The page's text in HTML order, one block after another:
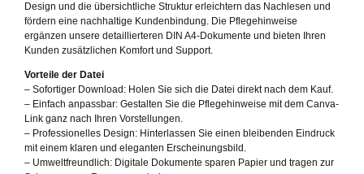
Design und die übersichtliche Struktur erleichtern das Nachlesen und
fördern eine nachhaltige Kundenbindung. Die Pflegehinweise
ergänzen unsere detaillierteren DIN A4-Dokumente und bieten Ihren
Kunden zusätzlichen Komfort und Support.
Vorteile der Datei
– Sofortiger Download: Holen Sie sich die Datei direkt nach dem Kauf.
– Einfach anpassbar: Gestalten Sie die Pflegehinweise mit dem Canva-
Link ganz nach Ihren Vorstellungen.
– Professionelles Design: Hinterlassen Sie einen bleibenden Eindruck
mit einem klaren und eleganten Erscheinungsbild.
– Umweltfreundlich: Digitale Dokumente sparen Papier und tragen zur